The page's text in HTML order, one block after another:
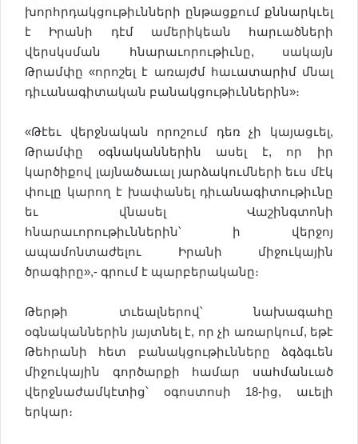
խորհրդակցութիւնների ընթացքում քննարկւել
է Իրանի դէմ ամերիկեան հարւածների
վերսկսման հնարաւորութիւնը, սակայն
Թրամփը «որոշել է առայժմ հաւատարիմ մնալ
դիւանագիտական բանակցութիւններին»։
«Թէեւ վերջնական որոշում դեռ չի կայացւել,
Թրամփը օգնականներին ասել է, որ իր
կարծիքով լայնածաւալ յարձակումների եւս մէկ
փուլը կարող է խափանել դիւանագիտութիւնը
եւ վնասել Վաշինգտոնի
հնարաւորութիւններին՝ ի վերջոյ
ապամոնտաժելու Իրանի միջուկային
ծրագիրը»,- գրում է պարբերականը։
Թերթի տւեալներով՝ նախագահը
օգնականներին յայտնել է, որ չի առարկում, եթէ
Թեհրանի հետ բանակցութիւնները ձգձգւեն
միջուկային գործարքի համար սահմանւած
վերջնաժամկէտից՝ օգոստոսի 18-ից, աւելի
երկար։